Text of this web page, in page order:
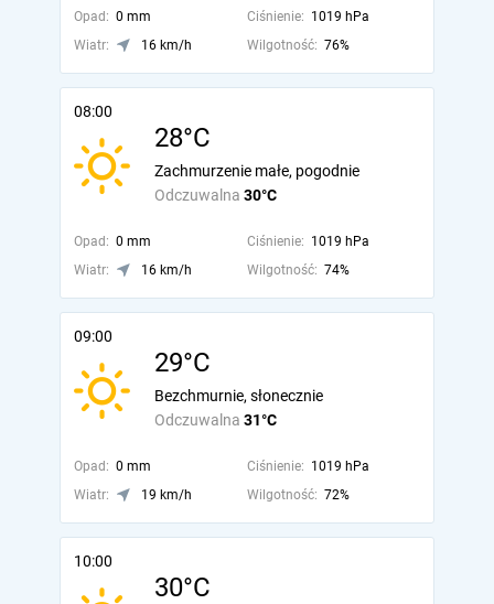
Opad: 0 mm Ciśnienie: 1019 hPa
Wiatr:
16 km/h Wilgotność: 76%
08:00
28°C
Odczuwalna 30°C
Zachmurzenie małe, pogodnie
Opad: 0 mm Ciśnienie: 1019 hPa
Wiatr:
16 km/h Wilgotność: 74%
09:00
29°C
Odczuwalna 31°C
Bezchmurnie, słonecznie
Opad: 0 mm Ciśnienie: 1019 hPa
Wiatr:
19 km/h Wilgotność: 72%
10:00
30°C